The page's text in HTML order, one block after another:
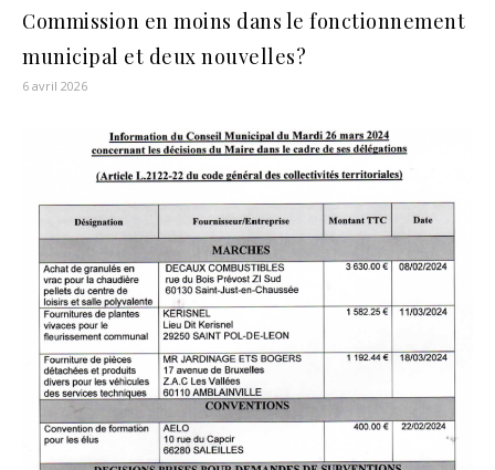
Commission en moins dans le fonctionnement
municipal et deux nouvelles?
6 avril 2026